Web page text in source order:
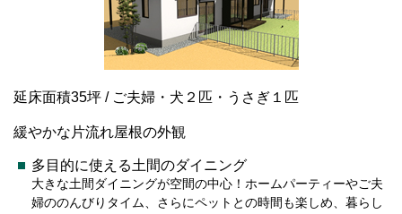
延床面積35坪 / ご夫婦・犬２匹・うさぎ１匹
緩やかな片流れ屋根の外観
多目的に使える土間のダイニング
大きな土間ダイニングが空間の中心！ホームパーティーやご夫
婦ののんびりタイム、さらにペットとの時間も楽しめ、暮らし